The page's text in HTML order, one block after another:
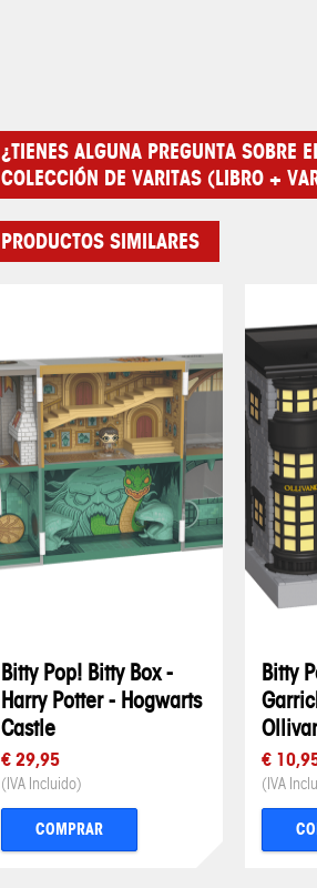
¿TIENES ALGUNA PREGUNTA SOBRE
COLECCIÓN DE VARITAS (LIBRO +
PRODUCTOS SIMILARES
Bitty Pop! Bitty Box -
Harry Potter - Hogwarts
Castle
€ 29,95
(IVA Incluido)
COMPRAR
Bitty
€
(IVA